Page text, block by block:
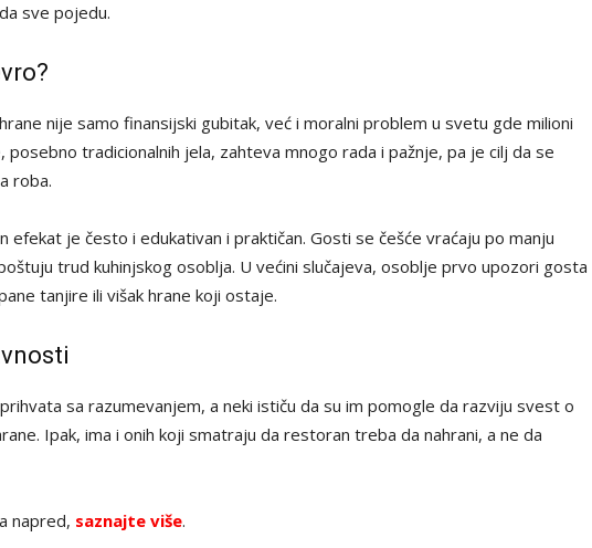
sve pojedu.
nije samo finansijski gubitak, već i moralni problem u svetu gde milioni
posebno tradicionalnih jela, zahteva mnogo rada i pažnje, pa je cilj da se
roba.
efekat je često i edukativan i praktičan. Gosti se češće vraćaju po manju
trud kuhinjskog osoblja. U većini slučajeva, osoblje prvo upozori gosta
tanjire ili višak hrane koji ostaje.
sa razumevanjem, a neki ističu da su im pomogle da razviju svest o
Ipak, ima i onih koji smatraju da restoran treba da nahrani, a ne da
napred, saznajte više.